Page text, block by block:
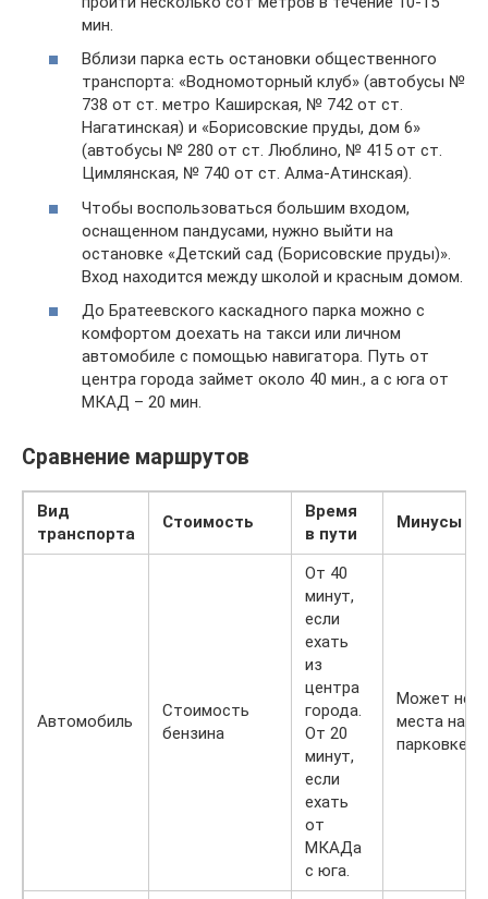
мин.
Вблизи парка есть остановки общественного
транспорта: «Водномоторный клуб» (автобусы №
738 от ст. метро Каширская, № 742 от ст.
Нагатинская) и «Борисовские пруды, дом 6»
(автобусы № 280 от ст. Люблино, № 415 от ст.
Цимлянская, № 740 от ст. Алма-Атинская).
Чтобы воспользоваться большим входом,
оснащенном пандусами, нужно выйти на
остановке «Детский сад (Борисовские пруды)».
Вход находится между школой и красным домом.
До Братеевского каскадного парка можно с
комфортом доехать на такси или личном
автомобиле с помощью навигатора. Путь от
центра города займет около 40 мин., а с юга от
МКАД – 20 мин.
Сравнение маршрутов
Вид
транспорта
Стоимость
Время
в пути
Минусы
Автомобиль
Стоимость
бензина
От 40
минут,
если
ехать
из
центра
города.
От 20
минут,
если
ехать
от
МКАДа
с юга.
Может не
места на
парковке.